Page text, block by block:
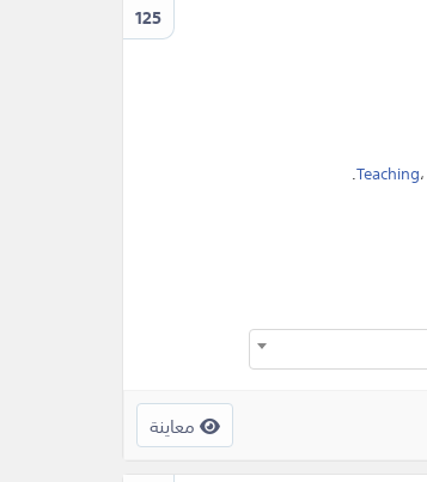
125
Teaching،
.
معاينة